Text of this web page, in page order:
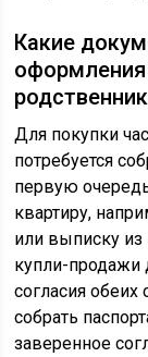
Какие
оформления
Для покупки
потребуется
первую
квартиру,
или выписку из
купли-продажи
согласия обеих
собрать
заверенное